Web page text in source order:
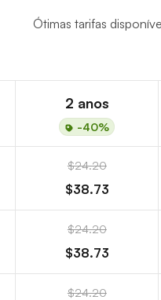
Ótimas tarifas
2 anos
-40%
$24.20
$38.73
$24.20
$38.73
$24.20